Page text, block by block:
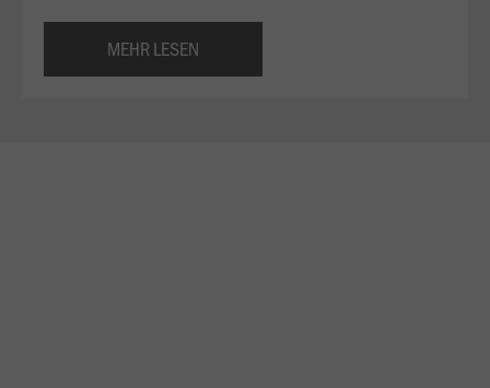
MEHR LESEN